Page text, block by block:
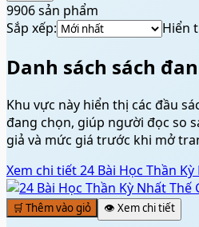
9906sản phẩm
Sắp xếp:
Hiển
Danh sách sách
Khu vực này hiển thị các đầu
đang chọn, giúp người đọc so
giả và mức giá trước khi mở
Xem chi tiết24 Bài Học Thần Kỳ
🛒 Thêm vào giỏ
👁️ Xem chi tiết